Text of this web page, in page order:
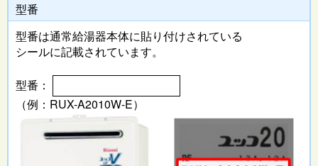
型番
型番は通常給湯器本体に貼り付けされている
シールに記載されています。
型番：
（例：RUX-A2010W-E）